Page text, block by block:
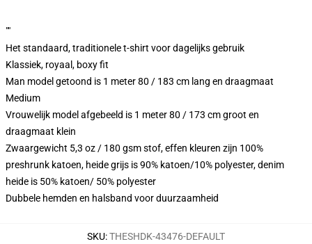
""
Het standaard, traditionele t-shirt voor dagelijks gebruik
Klassiek, royaal, boxy fit
Man model getoond is 1 meter 80 / 183 cm lang en draagmaat
Medium
Vrouwelijk model afgebeeld is 1 meter 80 / 173 cm groot en
draagmaat klein
Zwaargewicht 5,3 oz / 180 gsm stof, effen kleuren zijn 100%
preshrunk katoen, heide grijs is 90% katoen/10% polyester, denim
heide is 50% katoen/ 50% polyester
Dubbele hemden en halsband voor duurzaamheid
SKU:THESHDK-43476-DEFAULT